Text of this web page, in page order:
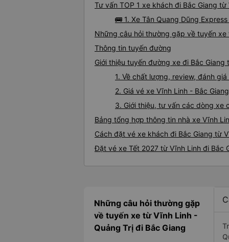
Tư vấn TOP 1 xe khách đi Bắc Giang
🚌 1. Xe Tân Quang Dũng
Những câu hỏi thường gặp về tuyến xe
Thông tin tuyến đường
Giới thiệu tuyến đường xe đi Bắc Giang
1. Về chất lượng, review, đánh
2. Giá vé xe Vĩnh Linh - Bắc Giang
3. Giới thiệu, tư vấn các dòng xe
Bảng tổng hợp thông tin nhà xe Vĩnh
Cách đặt vé xe khách đi Bắc Giang từ
Đặt vé xe Tết 2027 từ Vĩnh Linh đi Bắc
Những câu hỏi thường gặp
về tuyến xe từ Vĩnh Linh -
Quảng Trị đi Bắc Giang